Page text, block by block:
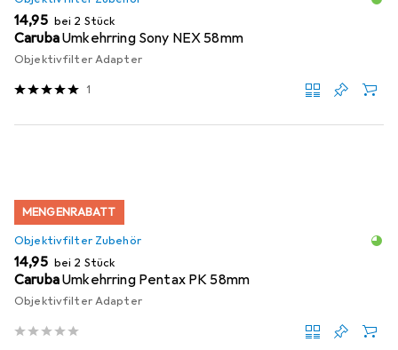
EUR
14,95 bei 2 Stück
CarubaUmkehrring Sony NEX 58mm
Objektivfilter Adapter
1
MENGENRABATT
Objektivfilter Zubehör
EUR
14,95 bei 2 Stück
CarubaUmkehrring Pentax PK 58mm
Objektivfilter Adapter